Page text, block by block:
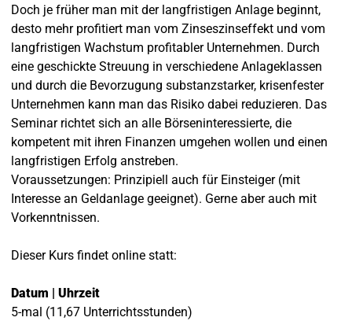
Doch je früher man mit der langfristigen Anlage beginnt,
desto mehr profitiert man vom Zinseszinseffekt und vom
langfristigen Wachstum profitabler Unternehmen. Durch
eine geschickte Streuung in verschiedene Anlageklassen
und durch die Bevorzugung substanzstarker, krisenfester
Unternehmen kann man das Risiko dabei reduzieren. Das
Seminar richtet sich an alle Börseninteressierte, die
kompetent mit ihren Finanzen umgehen wollen und einen
langfristigen Erfolg anstreben.
Voraussetzungen: Prinzipiell auch für Einsteiger (mit
Interesse an Geldanlage geeignet). Gerne aber auch mit
Vorkenntnissen.
Dieser Kurs findet online statt:
Datum | Uhrzeit
5-mal (11,67 Unterrichtsstunden)